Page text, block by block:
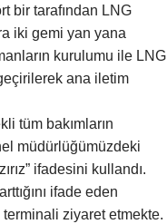
bir tarafından LNG
iki gemi yan yana
kurulumu ile LNG
ana iletim
tüm bakımların
müdürlüğümüzdeki
ifadesini kullandı.
ifade eden
ziyaret etmekte.